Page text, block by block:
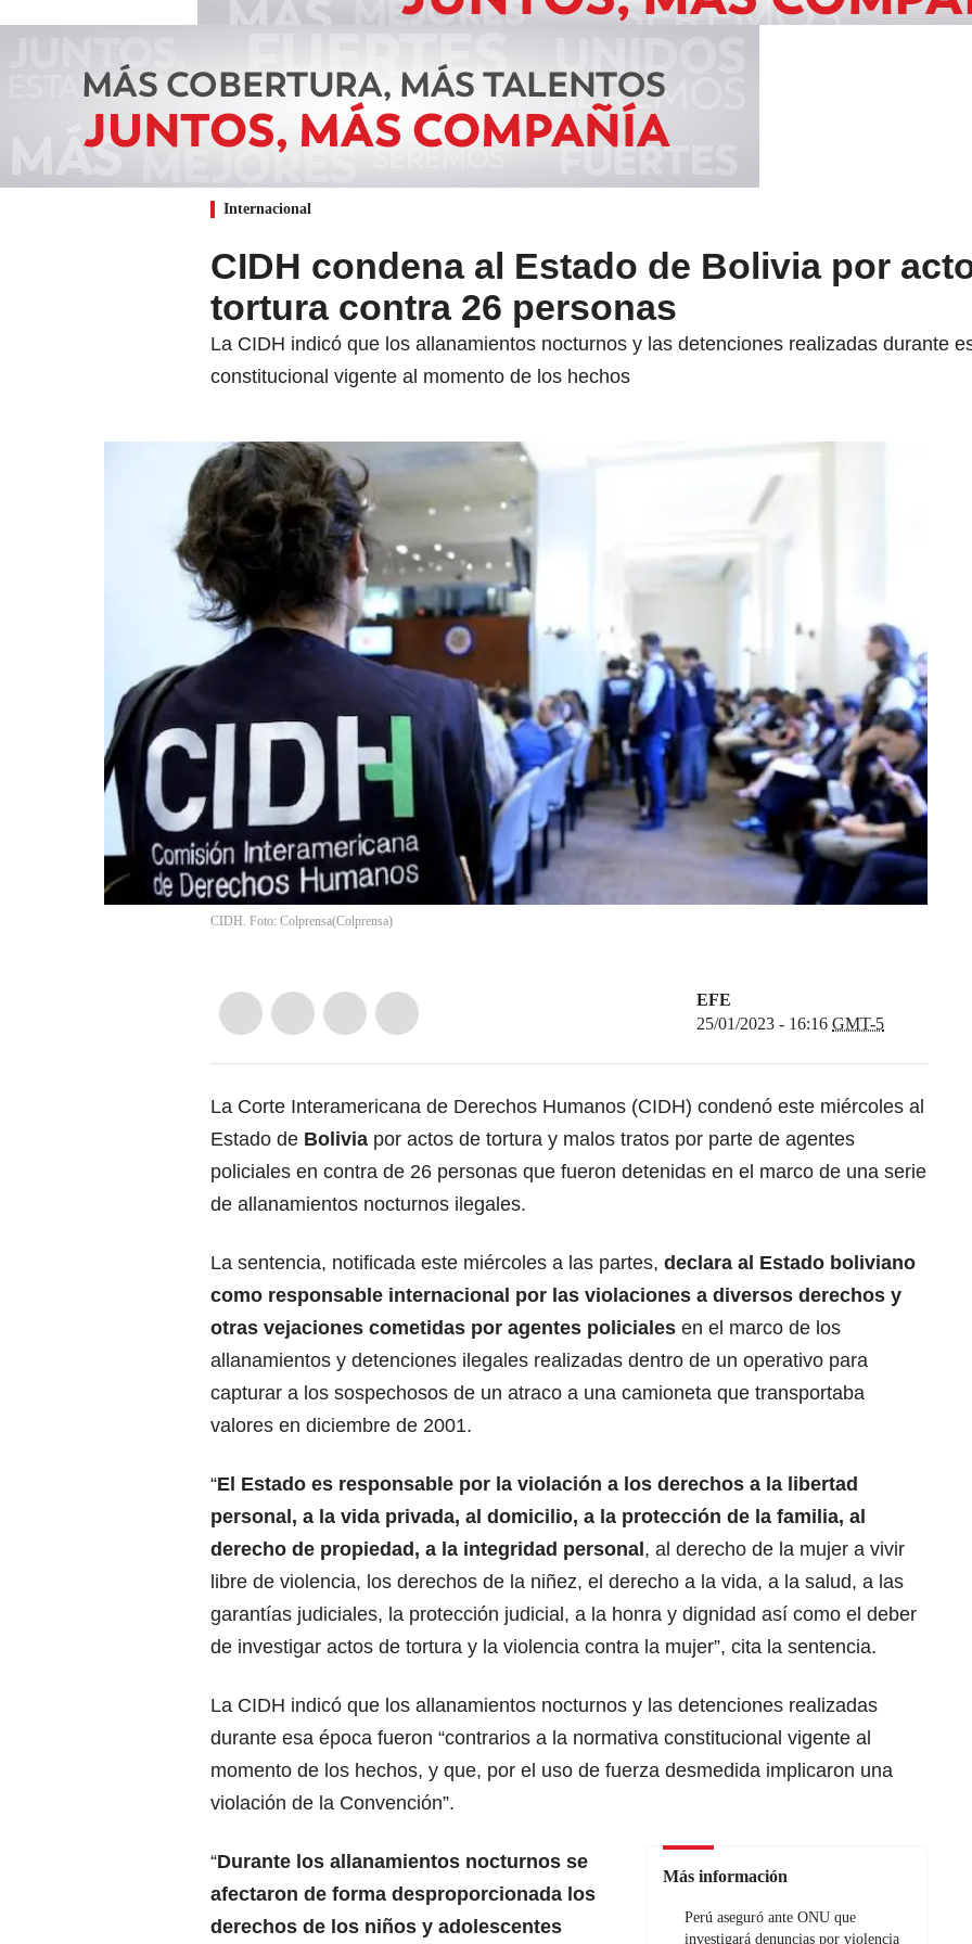
Internacional
CIDH condena al Estado de Bolivia por
tortura contra 26 personas
La CIDH indicó que los allanamientos nocturnos y las detenciones realizadas durante
constitucional vigente al momento de los hechos
CIDH. Foto: Colprensa(Colprensa)
EFE
25/01/2023 - 16:16 GMT-5
La Corte Interamericana de Derechos Humanos (CIDH) condenó este miércoles al
Estado de Bolivia por actos de tortura y malos tratos por parte de agentes
policiales en contra de 26 personas que fueron detenidas en el marco de una serie
de allanamientos nocturnos ilegales.
La sentencia, notificada este miércoles a las partes, declara al Estado boliviano
como responsable internacional por las violaciones a diversos derechos y
otras vejaciones cometidas por agentes policiales en el marco de los
allanamientos y detenciones ilegales realizadas dentro de un operativo para
capturar a los sospechosos de un atraco a una camioneta que transportaba
valores en diciembre de 2001.
“El Estado es responsable por la violación a los derechos a la libertad
personal, a la vida privada, al domicilio, a la protección de la familia, al
derecho de propiedad, a la integridad personal, al derecho de la mujer a vivir
libre de violencia, los derechos de la niñez, el derecho a la vida, a la salud, a las
garantías judiciales, la protección judicial, a la honra y dignidad así como el deber
de investigar actos de tortura y la violencia contra la mujer”, cita la sentencia.
La CIDH indicó que los allanamientos nocturnos y las detenciones realizadas
durante esa época fueron “contrarios a la normativa constitucional vigente al
momento de los hechos, y que, por el uso de fuerza desmedida implicaron una
violación de la Convención”.
Más información
Perú aseguró ante ONU que
investigará denuncias por violencia
“Durante los allanamientos nocturnos se
afectaron de forma desproporcionada los
derechos de los niños y adolescentes